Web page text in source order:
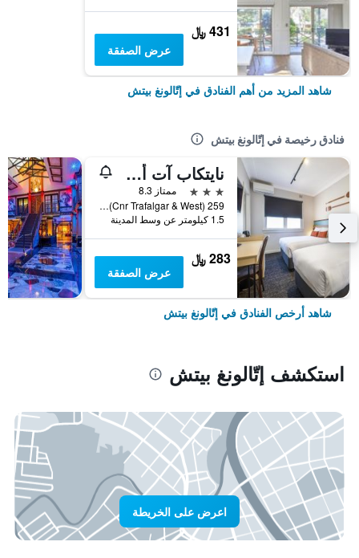
431 ﷼
عرض الصفقة
شاهد المزيد من أهم الفنادق في إتّالونغ بيتش
فنادق رخيصة في إتّالونغ بيتش
نايتكاب آت أوشن بيتش هوتل
3 نجوم
ممتاز 8.3
259 West St (Cnr Trafalgar & West), إتّالونغ بيتش, NSW, أستراليا
1.5 كيلومتر عن وسط المدينة
283 ﷼
عرض الصفقة
شاهد أرخص الفنادق في إتّالونغ بيتش
استكشف إتّالونغ بيتش
اعرض على الخريطة